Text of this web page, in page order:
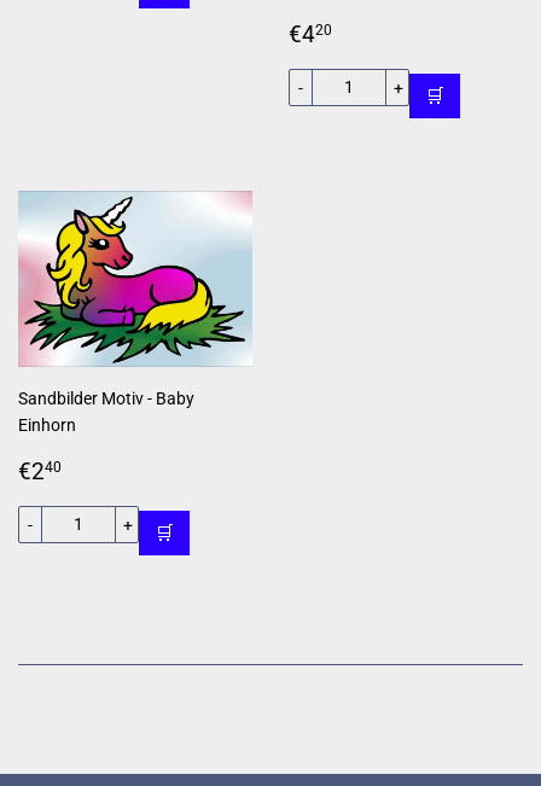
Normaler
€420
+
- 🛒
Sandbilder Motiv - Baby
Einhorn
Normaler
€240
+
- 🛒